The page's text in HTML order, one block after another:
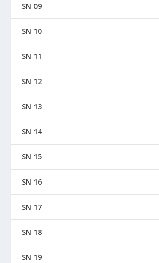
SN 09
SN 10
SN 11
SN 12
SN 13
SN 14
SN 15
SN 16
SN 17
SN 18
SN 19